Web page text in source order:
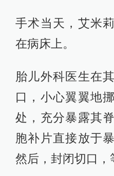
手术当天，艾米
在病床上。
胎儿外科医生在
口，小心翼翼地
处，充分暴露其
胞补片直接放于
然后，封闭切口，